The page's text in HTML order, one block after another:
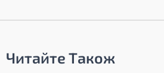
Читайте Також